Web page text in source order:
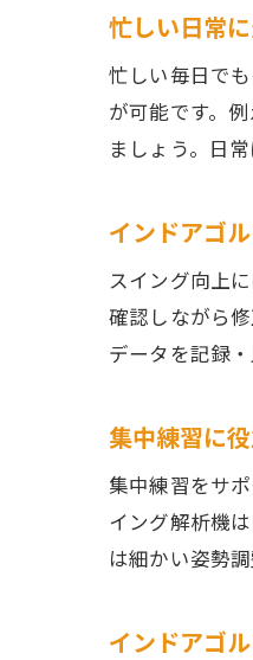
忙しい日常
忙しい毎日で
が可能です。
ましょう。日
インドアゴ
スイング向上
確認しながら
データを記録
集中練習に
集中練習をサ
イング解析機
は細かい姿勢
インドアゴ